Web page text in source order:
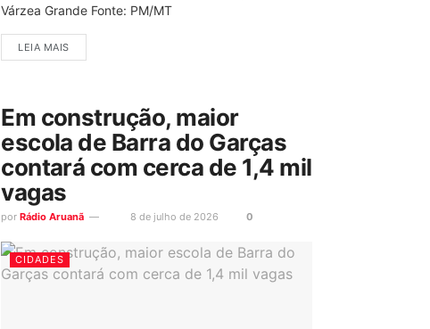
Várzea Grande Fonte: PM/MT
LEIA MAIS
Em construção, maior
escola de Barra do Garças
contará com cerca de 1,4 mil
vagas
por Rádio Aruanã 8 de julho de 2026 0
CIDADES